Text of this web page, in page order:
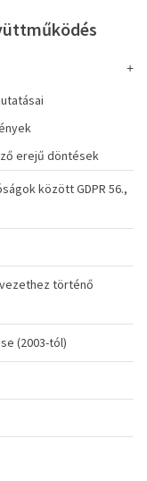
erejű döntések
között GDPR 56.,
történő
(2003-tól)